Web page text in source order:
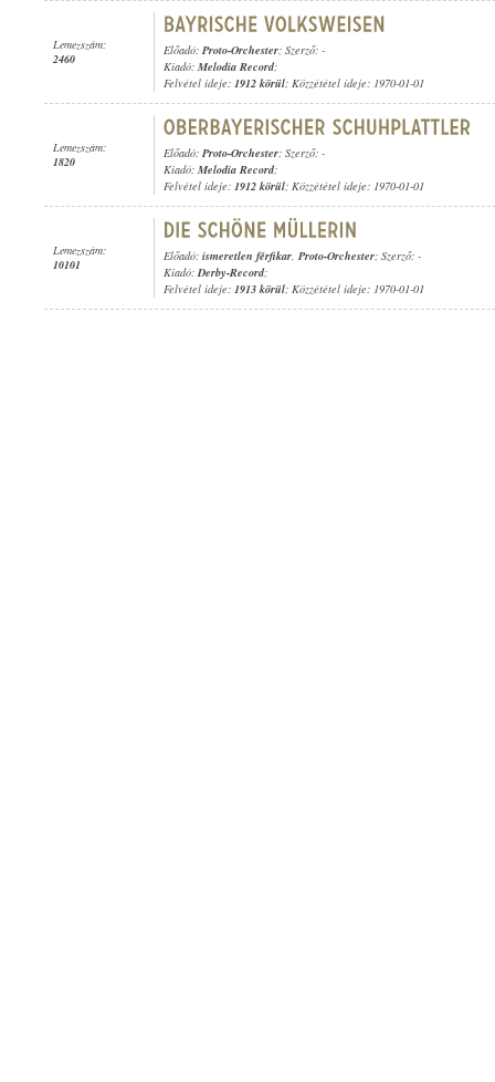
Lemezszám:
2460
Előadó: Proto-Orchester; Szerző: -
Kiadó: Melodia Record;
Felvétel ideje: 1912 körül; Közzététel ideje: 1970-01-01
Lemezszám:
1820
Előadó: Proto-Orchester; Szerző: -
Kiadó: Melodia Record;
Felvétel ideje: 1912 körül; Közzététel ideje: 1970-01-01
Lemezszám:
10101
Előadó: ismeretlen férfikar, Proto-Orchester; Szerző: -
Kiadó:Derby-Record;
Felvétel ideje: 1913 körül; Közzététel ideje: 1970-01-01